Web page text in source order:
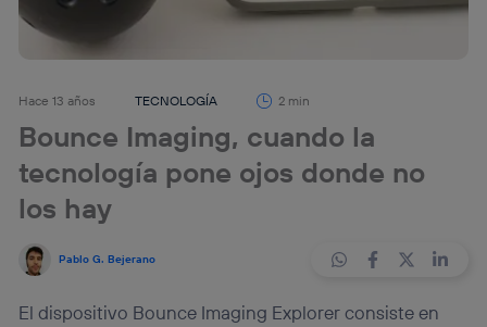
Hace 13 años TECNOLOGÍA 2 min
Bounce Imaging, cuando la
tecnología pone ojos donde no
los hay
Pablo G. Bejerano
El dispositivo Bounce Imaging Explorer consiste en